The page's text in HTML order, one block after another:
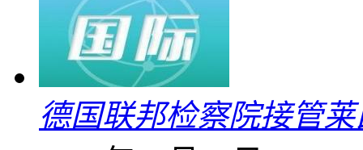
德国联邦检察院接管